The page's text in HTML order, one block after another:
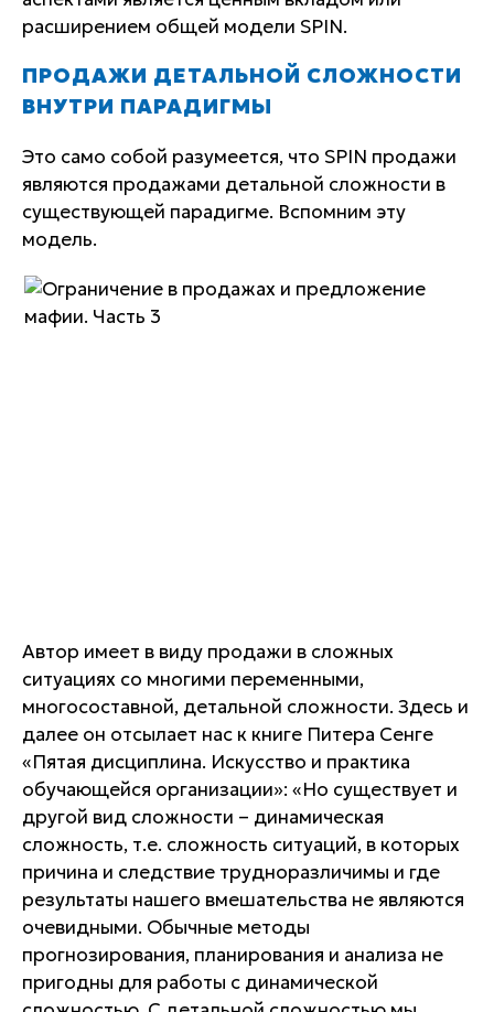
расширением общей модели SPIN.
ПРОДАЖИ ДЕТАЛЬНОЙ СЛОЖНОСТИ
ВНУТРИ ПАРАДИГМЫ
Это само собой разумеется, что SPIN продажи
являются продажами детальной сложности в
существующей парадигме. Вспомним эту
модель.
Автор имеет в виду продажи в сложных
ситуациях со многими переменными,
многосоставной, детальной сложности. Здесь и
далее он отсылает нас к книге Питера Сенге
«Пятая дисциплина. Искусство и практика
обучающейся организации»: «Но существует и
другой вид сложности – динамическая
сложность, т.е. сложность ситуаций, в которых
причина и следствие трудноразличимы и где
результаты нашего вмешательства не являются
очевидными. Обычные методы
прогнозирования, планирования и анализа не
пригодны для работы с динамической